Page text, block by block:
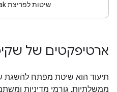
שיטות לפריצת Jailbreak).
ארטיפקטים של
תיעוד הוא שיטת מפתח להשגת
ממשלתיות, גורמי מדיניות